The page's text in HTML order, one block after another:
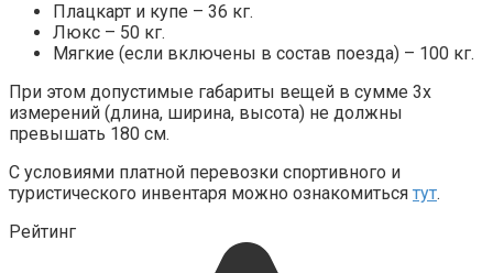
Плацкарт и купе – 36 кг.
Люкс – 50 кг.
Мягкие (если включены в состав поезда) – 100 кг.
При этом допустимые габариты вещей в сумме 3х
измерений (длина, ширина, высота) не должны
превышать 180 см.
С условиями платной перевозки спортивного и
туристического инвентаря можно ознакомиться тут.
Рейтинг